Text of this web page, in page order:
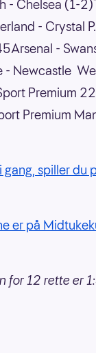
- Chelsea (1-
- Crystal
-
- Newcastle
Premium
Premium
gang, spiller du
er på
for 12 rette er